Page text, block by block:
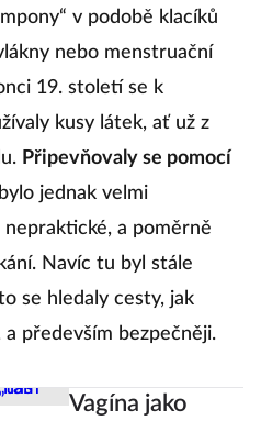
v podobě klacíků
nebo menstruační
19. století se k
kusy látek, ať už z
Připevňovaly se pomocí
jednak velmi
a poměrně
Navíc tu byl stále
se hledaly cesty, jak
především bezpečněji.
Vagína jako